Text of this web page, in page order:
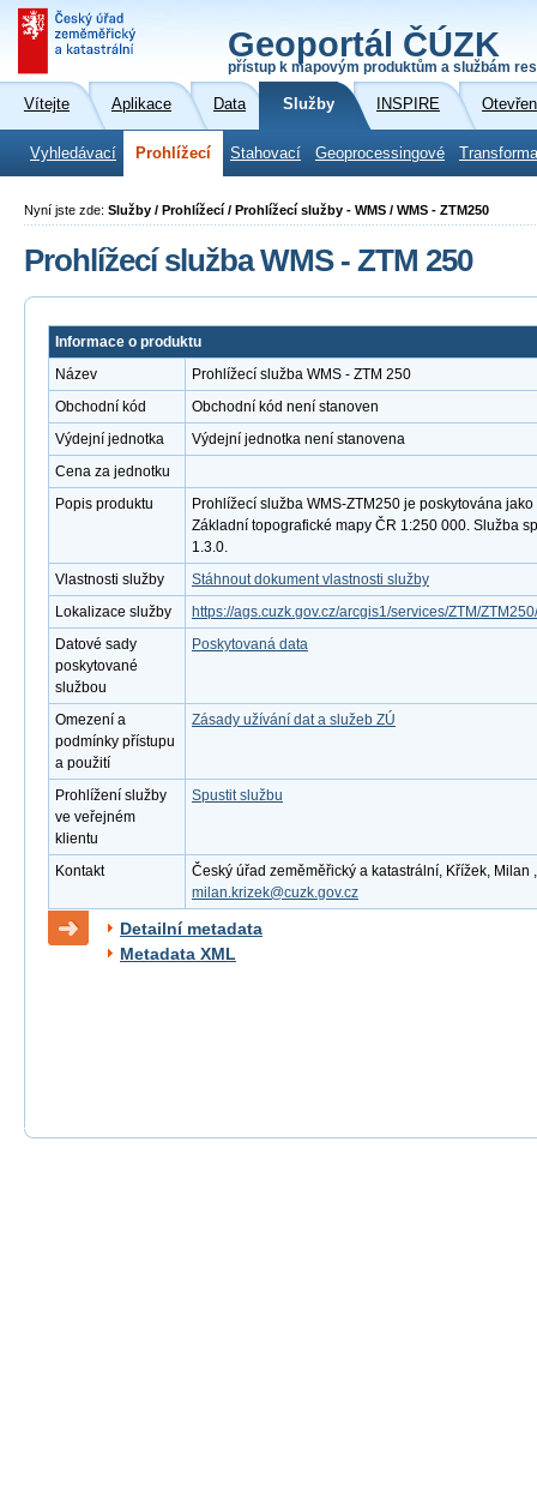
Geoportál ČÚZK
přístup k mapovým produktům a službám
Vítejte Aplikace Data Služby INSPIRE
Vyhledávací Prohlížecí Stahovací Geoprocessingové
Nyní jste zde: Služby / Prohlížecí / Prohlížecí služby - WMS / WMS - ZTM250
Prohlížecí služba WMS - ZTM 250
Informace o produktu
Název
Prohlížecí služba WMS - ZTM 250
Obchodní kód
Obchodní kód není stanoven
Výdejní jednotka
Výdejní jednotka není stanovena
Cena za jednotku
Popis produktu
Prohlížecí služba WMS-ZTM250 je poskytována
Základní topografické mapy ČR 1:250 000. Služba
1.3.0.
Vlastnosti služby
Stáhnout dokument vlastnosti služby
Lokalizace služby
https://ags.cuzk.gov.cz/arcgis1/services/ZTM/
Datové sady
poskytované
službou
Poskytovaná data
Omezení a
podmínky přístupu
a použití
Zásady užívání dat a služeb ZÚ
Prohlížení služby
ve veřejném
klientu
Spustit službu
Kontakt
Český úřad zeměměřický a katastrální, Křížek, Milan
milan.krizek@cuzk.gov.cz
Detailní metadata
Metadata XML